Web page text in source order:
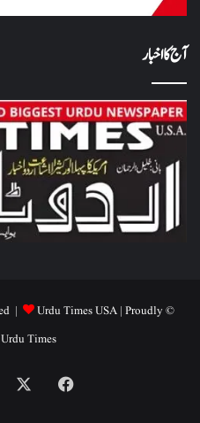
آج کا اخبار
© Copyright 2026, All Rights Reserved |
Urdu Times USA| Proudly
Urdu Times
Facebook